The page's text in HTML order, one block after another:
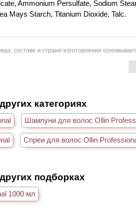
Ammonium Persulfate, Sodium
Mays Starch, Titanium Dioxide, Talc.
составе и стране изготовления
категориях
Шампуни для волос Ollin
Спреи для волос Ollin
подборках
1000 мл